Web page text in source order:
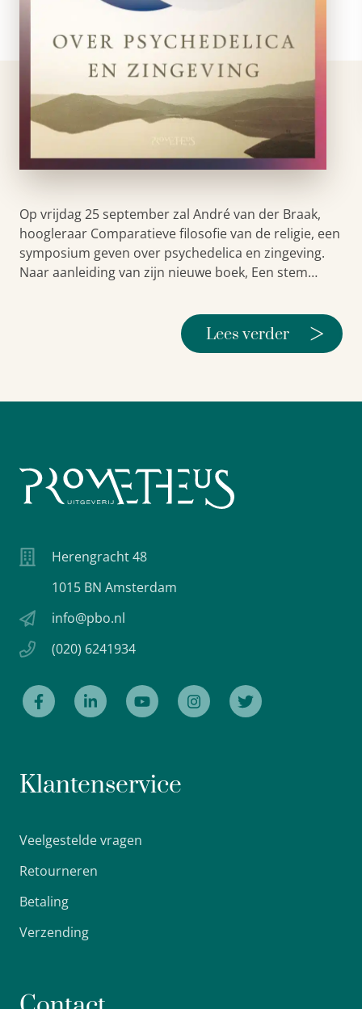
Op vrijdag 25 september zal André van der Braak,
hoogleraar Comparatieve filosofie van de religie, een
symposium geven over psychedelica en zingeving.
Naar aanleiding van zijn nieuwe boek, Een stem…
Lees verder >
Herengracht 48
1015 BN Amsterdam
info@pbo.nl
(020) 6241934
Klantenservice
Veelgestelde vragen
Retourneren
Betaling
Verzending